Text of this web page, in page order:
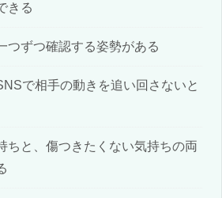
きる
つずつ確認する姿勢がある
で相手の動きを追い回さないと
ちと、傷つきたくない気持ちの両